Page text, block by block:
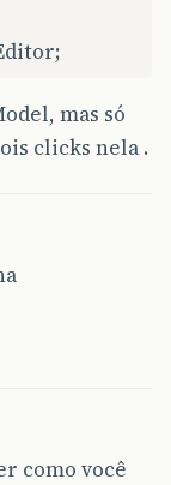
mas só
clicks nela .
como você